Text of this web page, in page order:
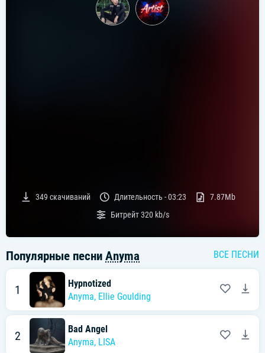
349 скачиваний Длительность -03:23
7.87Mb
Битрейт320 kb/s
Популярные песни Anyma ВСЕ ПЕСНИ
1
Hypnotized
Anyma, Ellie Goulding
2
Bad Angel
Anyma, LISA